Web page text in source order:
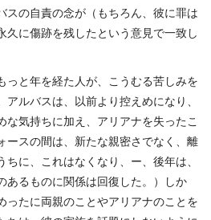
スの自責の念が（もちろん、彼に罪は
久に傷跡を残したという意見で一致し
っと年を経た人が、こうむる苦しみを
ルバスは、以前より控えめになり、
な気持ちに加え、アリアナを失ったこ
ースの間は、新たな親密さでなく、離
に、これはなくなり、ー、後年は、
あるものに関係は回復した。）しか
ったに両親のことやアリアナのことを